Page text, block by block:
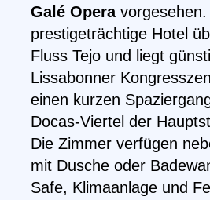
Galé Operavorgesehen.
prestigeträchtige Hotel
Fluss Tejo und liegt
Lissabonner
einen kurzen
Docas-Viertel der
Die Zimmer verfügen
mit Dusche oder
Safe, Klimaanlage und